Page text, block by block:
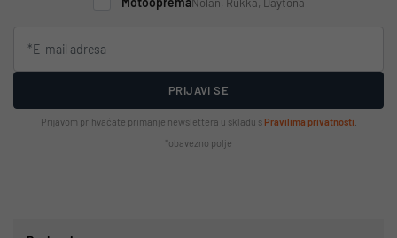
PRIJAVI SE
Prijavom prihvaćate primanje newslettera u skladu s Pravilima privatnosti
*obavezno polje